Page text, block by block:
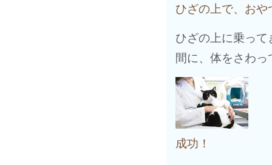
ひざの上で、お
ひざの上に乗っ
間に、体をさわ
成功！